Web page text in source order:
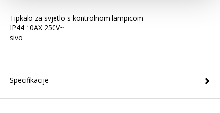
Tipkalo za svjetlo s kontrolnom lampicom
IP44 10AX 250V~
sivo
Specifikacije